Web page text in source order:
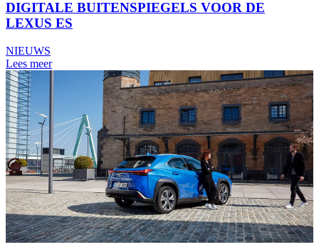
DIGITALE BUITENSPIEGELS VOOR DE
LEXUS ES
NIEUWS
Lees meer